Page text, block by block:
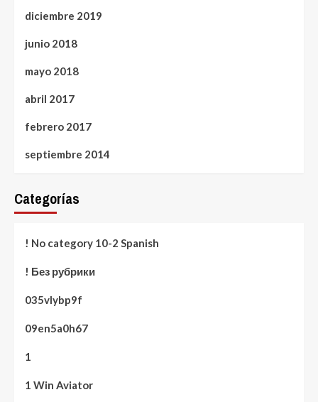
diciembre 2019
junio 2018
mayo 2018
abril 2017
febrero 2017
septiembre 2014
Categorías
! No category 10-2 Spanish
! Без рубрики
035vlybp9f
09en5a0h67
1
1 Win Aviator